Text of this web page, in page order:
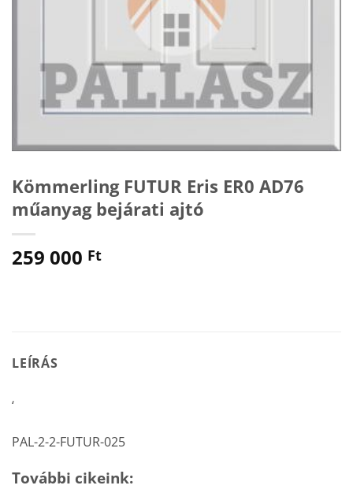
Kömmerling FUTUR Eris ER0 AD76
műanyag bejárati ajtó
259 000 Ft
LEÍRÁS
‘
PAL-2-2-FUTUR-025
További cikeink: